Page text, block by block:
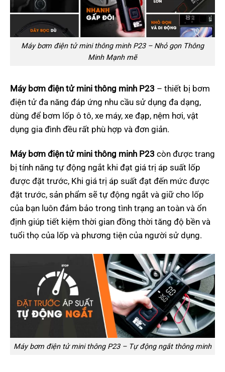
Máy bơm điện tử mini thông minh P23 – Nhỏ gọn Thông
Minh Mạnh mẽ
Máy bơm điện tử mini thông minh P23 – thiết bị bơm
điện tử đa năng đáp ứng nhu cầu sử dụng đa dạng,
dùng để bơm lốp ô tô, xe máy, xe đạp, nệm hơi, vật
dụng gia đình đều rất phù hợp và đơn giản.
Máy bơm điện tử mini thông minh P23 còn được trang
bị tính năng tự động ngắt khi đạt giá trị áp suất lốp
được đặt trước, Khi giá trị áp suất đạt đến mức được
đặt trước, sản phẩm sẽ tự động ngắt và giữ cho lốp
của bạn luôn đảm bảo trong tình trạng an toàn và ổn
định giúp tiết kiệm thời gian đồng thời tăng độ bền và
tuổi thọ của lốp và phương tiện của người sử dụng.
Máy bơm điện tử mini thông P23 – Tự động ngắt thông minh